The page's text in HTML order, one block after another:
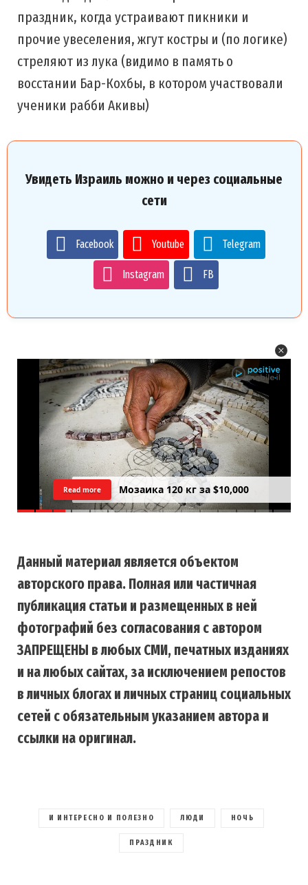
праздник, когда устраивают пикники и
прочие увеселения, жгут костры и (по логике)
стреляют из лука (видимо в память о
восстании Бар-Кохбы, в котором участвовали
ученики рабби Акивы)
Увидеть Израиль можно и через социальные
сети
Facebook Youtube Telegram
Instagram FB
Мозаика 120 кг за $10,000
Read more
Данный материал является объектом
авторского права. Полная или частичная
публикация статьи и размещенных в ней
фотографий без согласования с автором
ЗАПРЕЩЕНЫ в любых СМИ, печатных изданиях
и на любых сайтах, за исключением репостов
в личных блогах и личных страниц социальных
сетей с обязательным указанием автора и
ссылки на оригинал.
И ИНТЕРЕСНО И ПОЛЕЗНО ЛЮДИ НОЧЬ
ПРАЗДНИК